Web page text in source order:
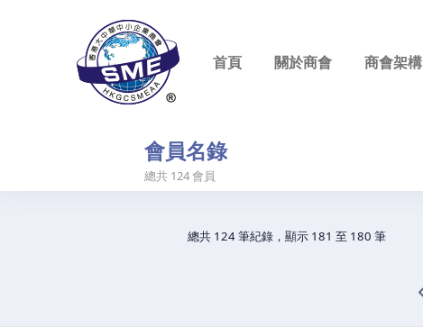
香港大中華中小企業商會
Hong Kong Greater China SME Alliance Association
首頁 關於商會 商會架構
會員名錄
總共 124會員
總共 124 筆紀錄，顯示 181 至 180 筆